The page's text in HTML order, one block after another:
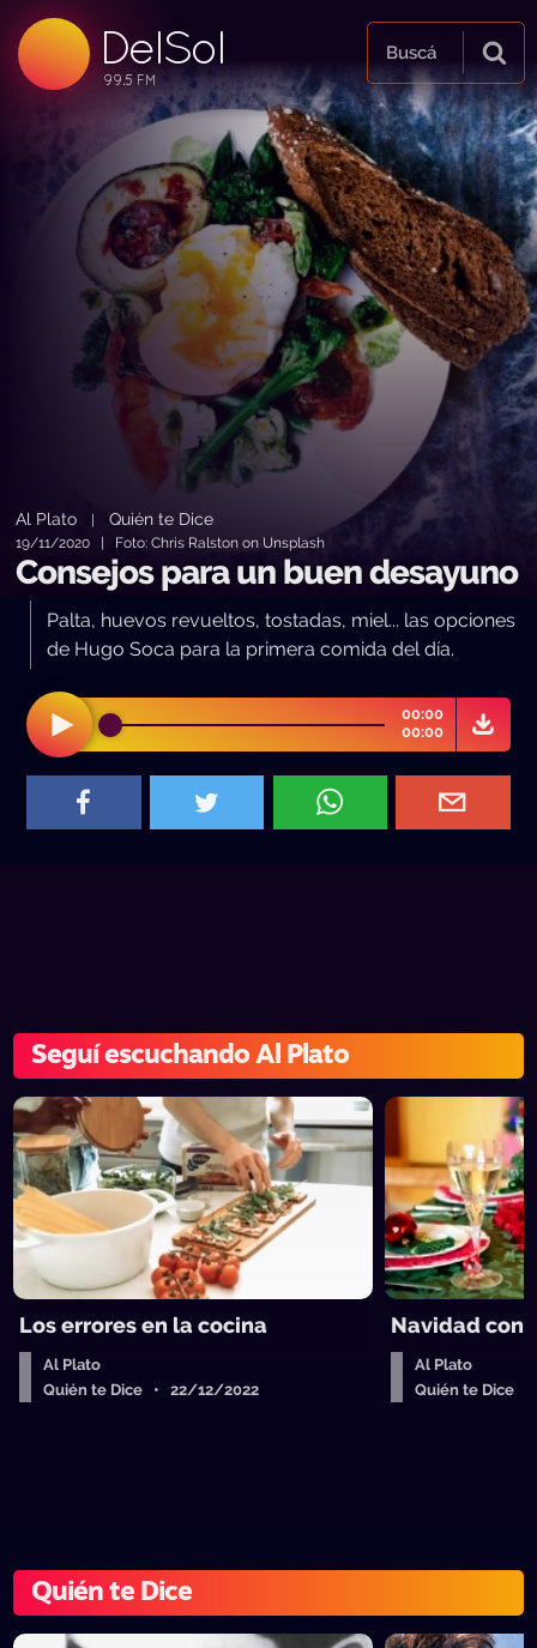
DelSol
99.5 FM
99.5 FM
99.5 FM
Buscá
Al Plato |Quién te Dice
19/11/2020 | Foto: Chris Ralston on Unsplash
Consejos para un buen desayuno
Palta, huevos revueltos, tostadas, miel... las opciones
de Hugo Soca para la primera comida del día.
00:00
00:00
Seguí escuchando Al Plato
Los errores en la cocina
Al Plato
Quién te Dice • 22/12/2022
Navidad con
Al Plato
Quién te Dice
Quién te Dice